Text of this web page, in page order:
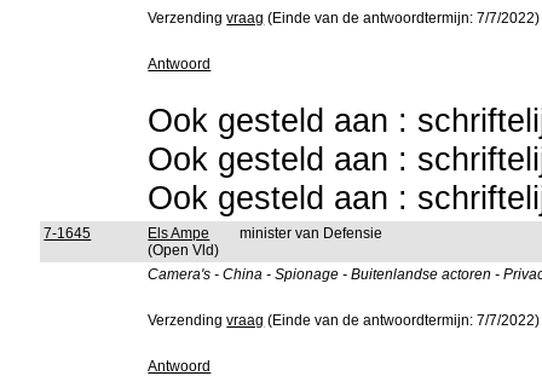
Verzendingvraag (Einde van de antwoordtermijn: 7/7/2022)
Antwoord
Ook gesteld aan :
Ook gesteld aan :
Ook gesteld aan :
7-1645
Els Ampe
(Open Vld)
minister van Defensie
Camera's - China - Spionage - Buitenlandse actoren -
Verzendingvraag (Einde van de antwoordtermijn: 7/7/2022)
Antwoord